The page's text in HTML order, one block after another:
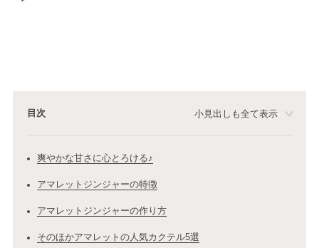
目次 小見出しも全て表示
爽やかな甘さに心とろける♪
アマレットジンジャーの特徴
アマレットジンジャーの作り方
そのほかアマレットの人気カクテル5選